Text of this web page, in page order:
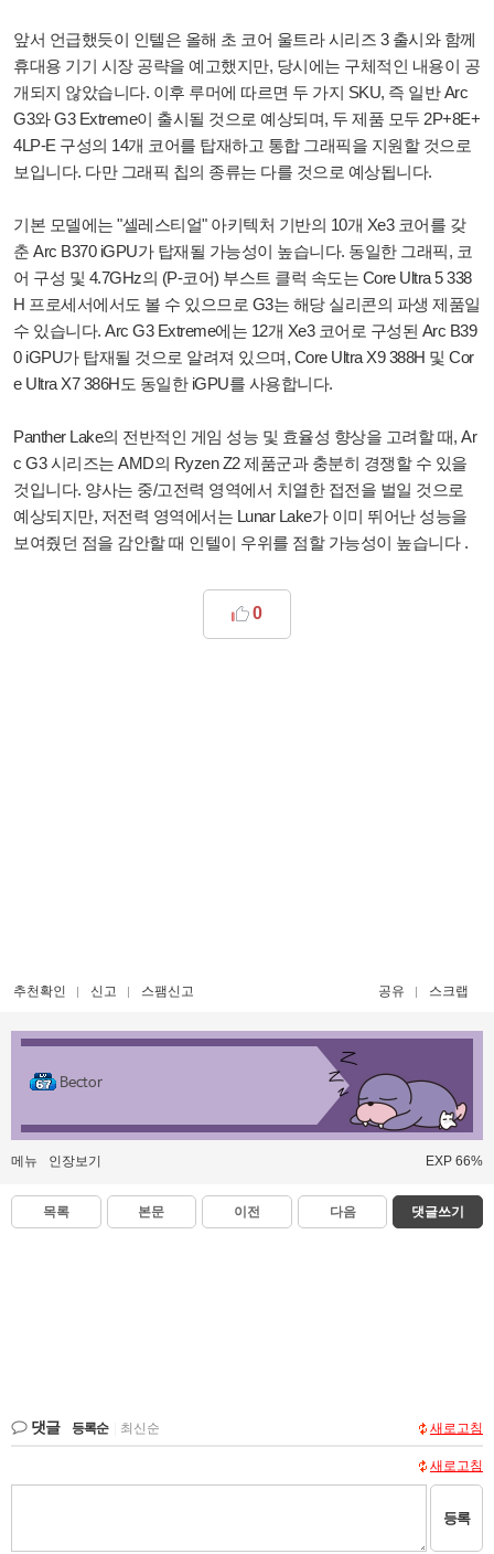
앞서 언급했듯이 인텔은 올해 초 코어 울트라 시리즈 3 출시와 함께
휴대용 기기 시장 공략을 예고했지만, 당시에는 구체적인 내용이 공
개되지 않았습니다. 이후 루머에 따르면 두 가지 SKU, 즉 일반 Arc
G3와 G3 Extreme이 출시될 것으로 예상되며, 두 제품 모두 2P+8E+
4LP-E 구성의 14개 코어를 탑재하고 통합 그래픽을 지원할 것으로
보입니다. 다만 그래픽 칩의 종류는 다를 것으로 예상됩니다.
기본 모델에는 "셀레스티얼" 아키텍처 기반의 10개 Xe3 코어를 갖
춘 Arc B370 iGPU가 탑재될 가능성이 높습니다. 동일한 그래픽, 코
어 구성 및 4.7GHz의 (P-코어) 부스트 클럭 속도는 Core Ultra 5 338
H 프로세서에서도 볼 수 있으므로 G3는 해당 실리콘의 파생 제품일
수 있습니다. Arc G3 Extreme에는 12개 Xe3 코어로 구성된 Arc B39
0 iGPU가 탑재될 것으로 알려져 있으며, Core Ultra X9 388H 및 Cor
e Ultra X7 386H도 동일한 iGPU를 사용합니다.
Panther Lake의 전반적인 게임 성능 및 효율성 향상을 고려할 때, Ar
c G3 시리즈는 AMD의 Ryzen Z2 제품군과 충분히 경쟁할 수 있을
것입니다. 양사는 중/고전력 영역에서 치열한 접전을 벌일 것으로
예상되지만, 저전력 영역에서는 Lunar Lake가 이미 뛰어난 성능을
보여줬던 점을 감안할 때 인텔이 우위를 점할 가능성이 높습니다 .
0
추천확인 신고 스팸신고 공유 스크랩
Bector
메뉴 인장보기 EXP 66%
목록 본문 이전 다음 댓글쓰기
댓글 등록순 최신순 새로고침
새로고침
등록